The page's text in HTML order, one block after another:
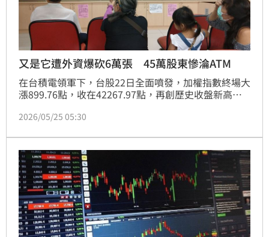
又是它遭外資爆砍6萬張 45萬股東慘淪ATM
在台積電領軍下，台股22日全面噴發，加權指數終場大
漲899.76點，收在42267.97點，再創歷史收盤新高，
融股成為外資的「ATM」，擁有逾45萬股東的第一金
跌幅0.54%，收在27.55元，成交量為8.49萬張。
2026/05/25 05:30